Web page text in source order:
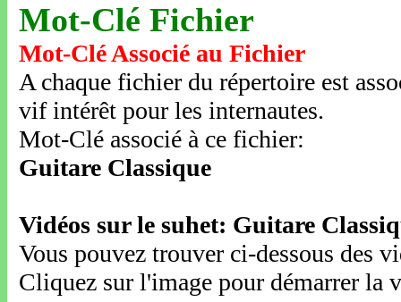
Mot-Clé Fichier
Mot-Clé Associé au Fichier
A chaque fichier du répertoire est
vif intérêt pour les internautes.
Mot-Clé associé à ce fichier:
Guitare Classique
Vidéos sur le suhet: Guitare
Vous pouvez trouver ci-dessous des
Cliquez sur l'image pour démarrer la